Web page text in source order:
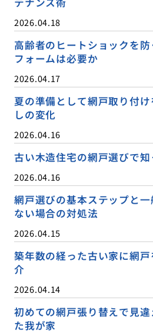
2026.04.18
高齢者のヒートショックを
フォームは必要か
2026.04.17
夏の準備として網戸取り付
しの変化
2026.04.16
古い木造住宅の網戸選びで
2026.04.16
網戸選びの基本ステップと
ない場合の対処法
2026.04.15
築年数の経った古い家に網
介
2026.04.14
初めての網戸張り替えで見
た我が家